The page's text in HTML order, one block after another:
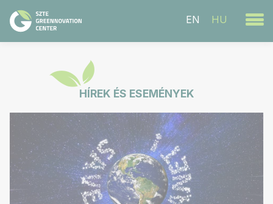
EN HU
HÍREK ÉS ESEMÉNYEK